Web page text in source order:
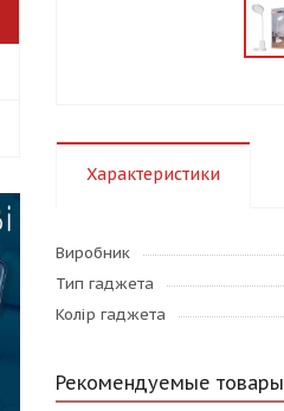
Характеристики
Виробник
Тип гаджета
Колір гаджета
Рекомендуемые товары